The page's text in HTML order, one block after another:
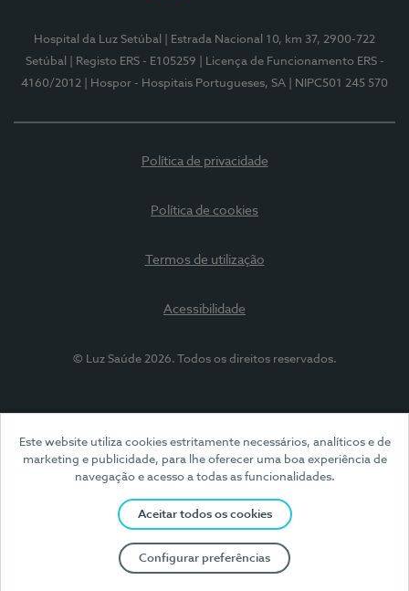
Este website utiliza cookies estritamente necessários, analíticos e de
marketing e publicidade, para lhe oferecer uma boa experiência de
navegação e acesso a todas as funcionalidades.
Aceitar todos os cookies
Configurar preferências
Hospital da Luz Setúbal
| Estrada Nacional 10, km 37, 2900-722
Setúbal
| Registo ERS - E105259
| Licença de Funcionamento ERS -
4160/2012
| Hospor - Hospitais Portugueses, SA | NIPC501 245 570
Política de privacidade
Política de cookies
Termos de utilização
Acessibilidade
© Luz Saúde 2026. Todos os direitos reservados.